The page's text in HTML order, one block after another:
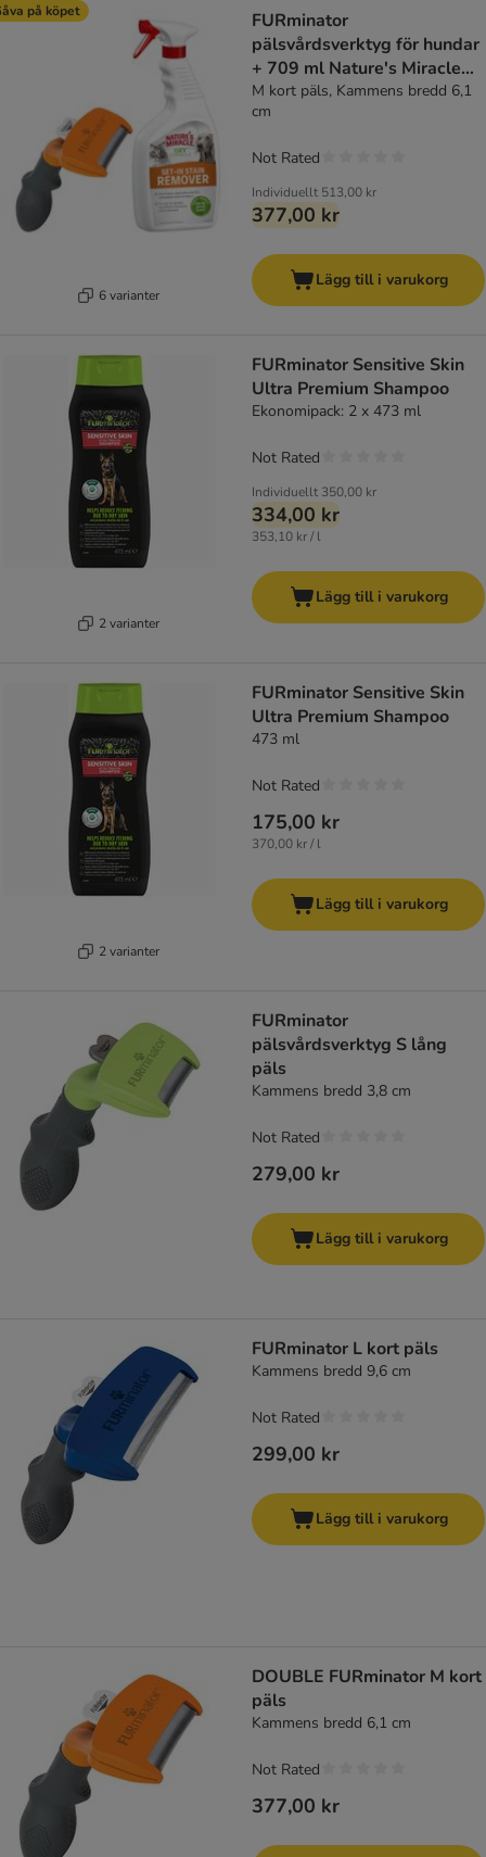
på köpet
6 varianter
FURminator
pälsvårdsverktyg för hundar
+ 709 ml Nature's Miracle
på köpet!
M kort päls, Kammens bredd 6,1
cm
Individuellt 513,00 kr
377,00 kr
Not Rated
Lägg till i varukorg
2 varianter
FURminator Sensitive Skin
Ultra Premium Shampoo
Ekonomipack: 2 x 473 ml
Individuellt 350,00 kr
334,00 kr
353,10 kr / l
Not Rated
Lägg till i varukorg
2 varianter
FURminator Sensitive Skin
Ultra Premium Shampoo
473 ml
175,00 kr
370,00 kr / l
Not Rated
Lägg till i varukorg
FURminator
pälsvårdsverktyg S lång
päls
Kammens bredd 3,8 cm
279,00 kr
Not Rated
Lägg till i varukorg
FURminator L kort päls
Kammens bredd 9,6 cm
299,00 kr
Not Rated
Lägg till i varukorg
DOUBLE FURminator M kort
päls
Kammens bredd 6,1 cm
377,00 kr
Not Rated